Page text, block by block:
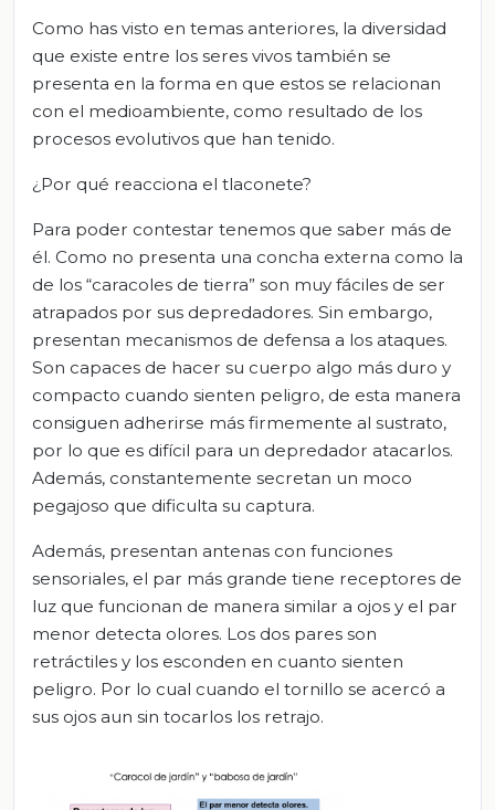
Como has visto en temas anteriores, la diversidad
que existe entre los seres vivos también se
presenta en la forma en que estos se relacionan
con el medioambiente, como resultado de los
procesos evolutivos que han tenido.
¿Por qué reacciona el tlaconete?
Para poder contestar tenemos que saber más de
él. Como no presenta una concha externa como la
de los “caracoles de tierra” son muy fáciles de ser
atrapados por sus depredadores. Sin embargo,
presentan mecanismos de defensa a los ataques.
Son capaces de hacer su cuerpo algo más duro y
compacto cuando sienten peligro, de esta manera
consiguen adherirse más firmemente al sustrato,
por lo que es difícil para un depredador atacarlos.
Además, constantemente secretan un moco
pegajoso que dificulta su captura.
Además, presentan antenas con funciones
sensoriales, el par más grande tiene receptores de
luz que funcionan de manera similar a ojos y el par
menor detecta olores. Los dos pares son
retráctiles y los esconden en cuanto sienten
peligro. Por lo cual cuando el tornillo se acercó a
sus ojos aun sin tocarlos los retrajo.